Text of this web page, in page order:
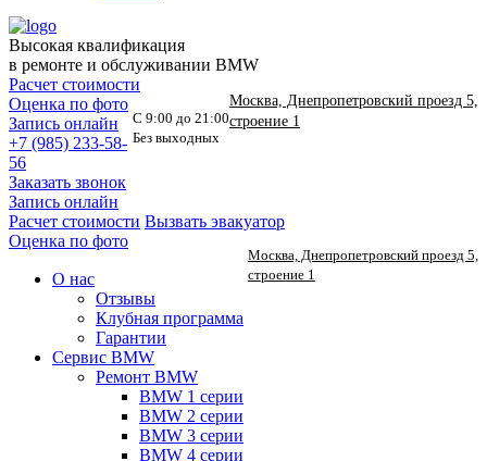
Высокая квалификация
в ремонте и обслуживании BMW
Москва, Днепропетровский проезд 5,
строение 1
Расчет стоимости
С 9:00 до 21:00
Без выходных
Оценка по фото
Запись онлайн
+7 (985) 233-58-
56
Заказать звонок
Запись онлайн
Расчет стоимости Вызвать эвакуатор
Москва, Днепропетровский проезд 5,
строение 1
Оценка по фото
О нас
Отзывы
Клубная программа
Гарантии
Сервис BMW
Ремонт BMW
BMW 1 серии
BMW 2 серии
BMW 3 серии
BMW 4 серии